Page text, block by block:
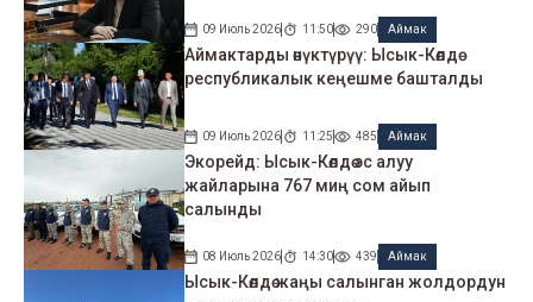
09 Июль 2026 11:50 290 Аймак
Аймактарды өнүктүрүү: Ысык-Көлдө
республикалык кеңешме башталды
09 Июль 2026 11:25 485 Аймак
Экорейд: Ысык-Көлдө эс алуу
жайларына 767 миң сом айып
салынды
08 Июль 2026 14:30 439 Аймак
Ысык-Көлдө жаңы салынган жолдордун